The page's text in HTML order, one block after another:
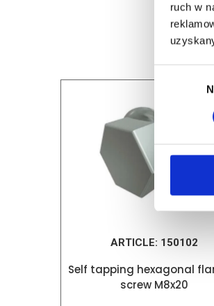
ruch w
ARTICLE: 150102
Self tapping hexagonal
screw M8x20